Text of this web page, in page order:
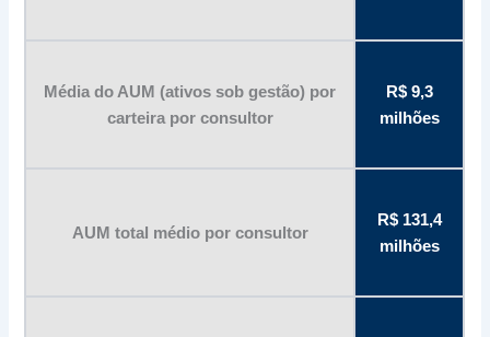
Média do AUM (ativos sob gestão) por
carteira por consultor
R$ 9,3
milhões
AUM total médio por consultor
R$ 131,4
milhões